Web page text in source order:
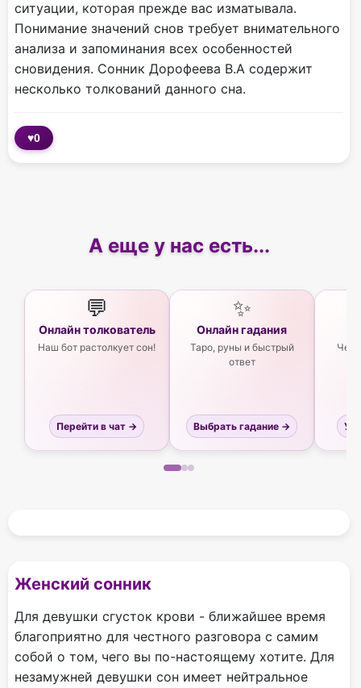
ситуации, которая прежде вас изматывала.
Понимание значений снов требует внимательного
анализа и запоминания всех особенностей
сновидения. Сонник Дорофеева В.А содержит
несколько толкований данного сна.
♥0
А еще у нас есть...
💬
Онлайн толкователь
Наш бот растолкует сон!
Перейти в чат →
✨
Онлайн гадания
Таро, руны и быстрый
ответ
Выбрать гадание →
Женский сонник
Для девушки сгусток крови - ближайшее время
благоприятно для честного разговора с самим
собой о том, чего вы по-настоящему хотите. Для
незамужней девушки сон имеет нейтральное